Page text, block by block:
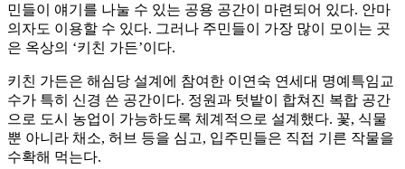
민들이 얘기를 나눌 수 있는 공용 공간이 마련되어 있다. 안마
의자도 이용할 수 있다. 그러나 주민들이 가장 많이 모이는 곳
은 옥상의 ‘키친 가든’이다.
키친 가든은 해심당 설계에 참여한 이연숙 연세대 명예특임교
수가 특히 신경 쓴 공간이다. 정원과 텃밭이 합쳐진 복합 공간
으로 도시 농업이 가능하도록 체계적으로 설계했다. 꽃, 식물
뿐 아니라 채소, 허브 등을 심고, 입주민들은 직접 기른 작물을
수확해 먹는다.